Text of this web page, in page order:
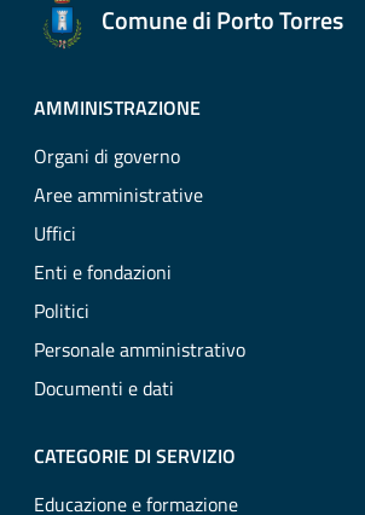
Comune di Porto Torres
AMMINISTRAZIONE
Organi di governo
Aree amministrative
Uffici
Enti e fondazioni
Politici
Personale amministrativo
Documenti e dati
CATEGORIE DI SERVIZIO
Educazione e formazione